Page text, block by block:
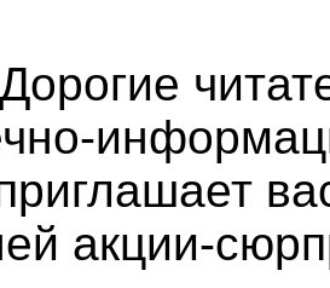
Дорогие
акции-